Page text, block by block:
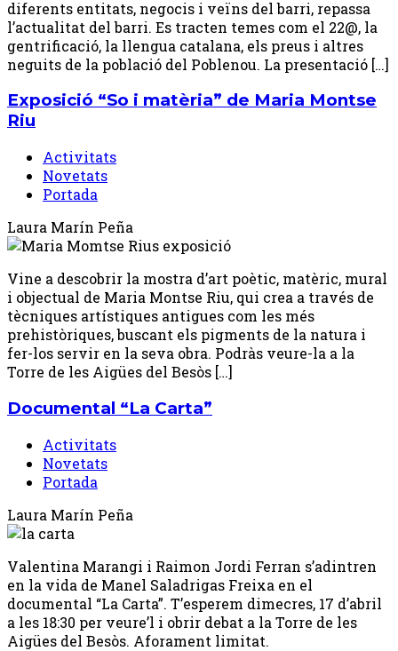
diferents entitats, negocis i veïns del barri, repassa
l’actualitat del barri. Es tracten temes com el 22@, la
gentrificació, la llengua catalana, els preus i altres
neguits de la població del Poblenou. La presentació […]
Exposició “So i matèria” de Maria Montse
Riu
Activitats
Novetats
Portada
Laura Marín Peña
Vine a descobrir la mostra d’art poètic, matèric, mural
i objectual de Maria Montse Riu, qui crea a través de
tècniques artístiques antigues com les més
prehistòriques, buscant els pigments de la natura i
fer-los servir en la seva obra. Podràs veure-la a la
Torre de les Aigües del Besòs […]
Documental “La Carta”
Activitats
Novetats
Portada
Laura Marín Peña
Valentina Marangi i Raimon Jordi Ferran s’adintren
en la vida de Manel Saladrigas Freixa en el
documental “La Carta”. T’esperem dimecres, 17 d’abril
a les 18:30 per veure’l i obrir debat a la Torre de les
Aigües del Besòs. Aforament limitat.